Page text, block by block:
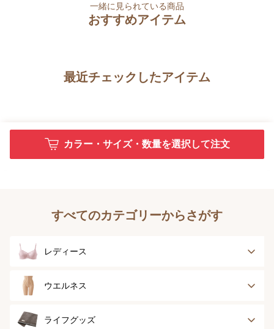
一緒に見られている商品
おすすめアイテム
最近チェックしたアイテム
カラー・サイズ・数量を選択して注文
すべてのカテゴリーからさがす
レディース
ブラジャー
ボディースーツ
ウエルネス
健康サポート
ライフグッズ